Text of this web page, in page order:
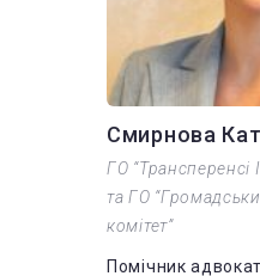
Смирнова
ГО “Трансперенсі
та ГО
комітет”
Помічник